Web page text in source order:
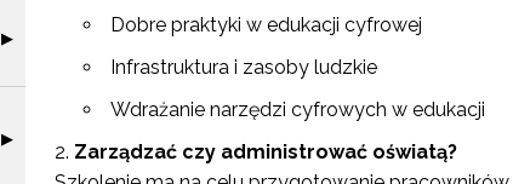
Rozwiń sekcję "Szkolenia i doradztwo dla kadr poradnictwa
▶
Rozwiń sekcję "Tworzenie e-materiałów dydaktycznych do kształcenia
▶
Dobre praktyki w edukacji cyfrowej
Infrastruktura i zasoby ludzkie
Wdrażanie narzędzi cyfrowych w edukacji
Zarządzać czy administrować oświatą?